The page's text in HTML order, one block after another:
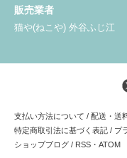
販売業者
猫や(ねこや) 外谷ふじ江
支払い方法について / 配送・送
特定商取引法に基づく表記 / プ
ショップブログ / RSS ・ ATOM